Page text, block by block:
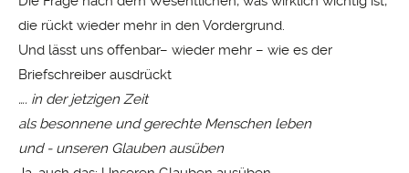
die rückt wieder mehr in den Vordergrund.
Und lässt uns offenbar– wieder mehr – wie es der
Briefschreiber ausdrückt
…. in der jetzigen Zeit
als besonnene und gerechte Menschen leben
und - unseren Glaubenausüben